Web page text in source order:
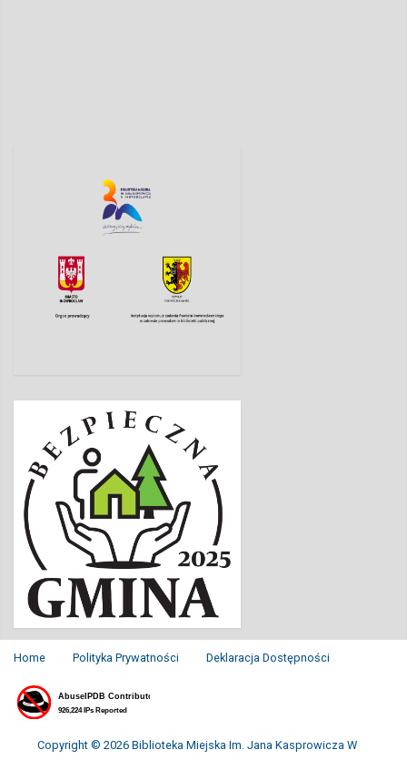
Home Polityka Prywatności Deklaracja Dostępności
Copyright © 2026 Biblioteka Miejska Im. Jana Kasprowicza W